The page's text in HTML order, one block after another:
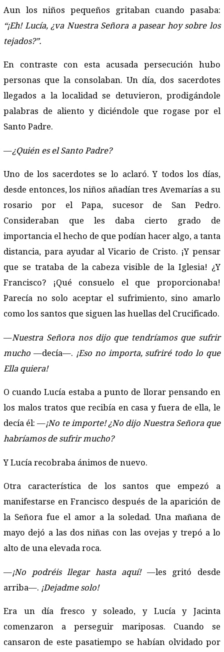
Aun los niños pequeños gritaban cuando pasaba:
“¡Eh! Lucía, ¿va Nuestra Señora a pasear hoy sobre los
tejados?”.
En contraste con esta acusada persecución hubo
personas que la consolaban. Un día, dos sacerdotes
llegados a la localidad se detuvieron, prodigándole
palabras de aliento y diciéndole que rogase por el
Santo Padre.
—¿Quién es el Santo Padre?
Uno de los sacerdotes se lo aclaró. Y todos los días,
desde entonces, los niños añadían tres Avemarías a su
rosario por el Papa, sucesor de San Pedro.
Consideraban que les daba cierto grado de
importancia el hecho de que podían hacer algo, a tanta
distancia, para ayudar al Vicario de Cristo. ¡Y pensar
que se trataba de la cabeza visible de la Iglesia! ¿Y
Francisco? ¡Qué consuelo el que proporcionaba!
Parecía no solo aceptar el sufrimiento, sino amarlo
como los santos que siguen las huellas del Crucificado.
—Nuestra Señora nos dijo que tendríamos que sufrir
mucho —decía—. ¡Eso no importa, sufriré todo lo que
Ella quiera!
O cuando Lucía estaba a punto de llorar pensando en
los malos tratos que recibía en casa y fuera de ella, le
decía él: —¡No te importe! ¿No dijo Nuestra Señora que
habríamos de sufrir mucho?
Y Lucía recobraba ánimos de nuevo.
Otra característica de los santos que empezó a
manifestarse en Francisco después de la aparición de
la Señora fue el amor a la soledad. Una mañana de
mayo dejó a las dos niñas con las ovejas y trepó a lo
alto de una elevada roca.
—¡No podréis llegar hasta aquí!—les gritó desde
arriba—. ¡Dejadme solo!
Era un día fresco y soleado, y Lucía y Jacinta
comenzaron a perseguir mariposas. Cuando se
cansaron de este pasatiempo se habían olvidado por